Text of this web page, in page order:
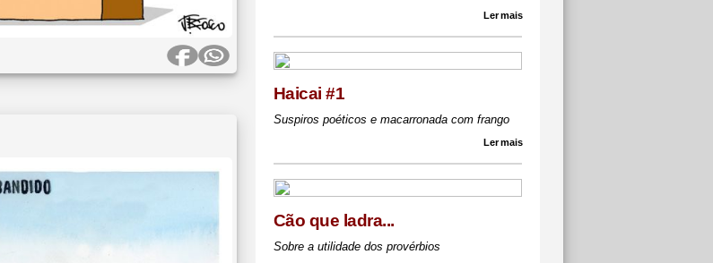
Ler mais
Haicai #1
Suspiros poéticos e macarronada com frango
Ler mais
Cão que ladra...
Sobre a utilidade dos provérbios